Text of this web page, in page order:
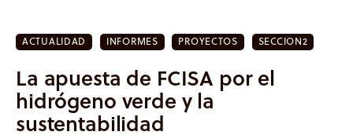
Investigación
Proyectos
Informes
ACTUALIDAD INFORMES PROYECTOS SECCION2
La apuesta de FCISA por el
hidrógeno verde y la
sustentabilidad